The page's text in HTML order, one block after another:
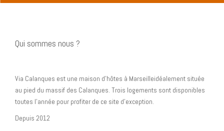
Qui sommes nous ?
Via Calanques est une maison d’hôtes à Marseilleidéalement située
au pied du massif des Calanques. Trois logements sont disponibles
toutes l’année pour profiter de ce site d’exception.
Depuis 2012